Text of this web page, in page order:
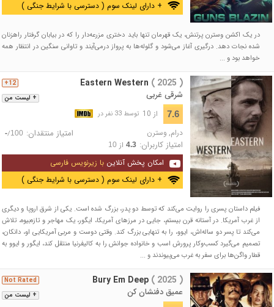
+ دارای لینک سوم ( دسترسی با شرایط جنگی )
در یک اکشن وسترن پرتنش، یک قهرمان تنها باید دختری مزرعه‌دار را که در بیابان گرفتار راهزنان
شده نجات دهد. درگیری آغاز می‌شود و گلوله‌ها به پرواز درمی‌آیند و تاوانی سنگین در انتظار همه
خواهد بود و ...
+ لیست من
12+ Eastern Western ( 2025 )
شرقی غربی
7.6 از 10 توسط 33 نفر در
درام, وسترن امتیاز منتقدان: -/100
امتیاز کاربران: 4.3از 10
امکان پخش آنلاین با زیرنویس فارسی
+ دارای لینک سوم ( دسترسی با شرایط جنگی )
فیلم داستان پسری را روایت می‌کند که توسط دو پدر، بزرگ شده است. یکی از شرق اروپا و دیگری
از غرب آمریکا. در آستانه قرن بیستم، جایی در مرزهای آمریکا، ایگور، یک مهاجر و تازه‌بیوه، تلاش
می‌کند تا پسر دو ساله‌اش، ایوو، را به تنهایی بزرگ کند. وقتی دوست و مربی آمریکایی او، دانکان،
تصمیم می‌گیرد کسب‌وکار پرورش اسب و خانواده جوانش را به کالیفرنیا منتقل کند، ایگور و ایوو به
قطار واگن‌ها برای سفر به غرب می‌پیوندند و ...
+ لیست من
Not Rated Bury Em Deep ( 2025 )
عمیق دفنشان کن